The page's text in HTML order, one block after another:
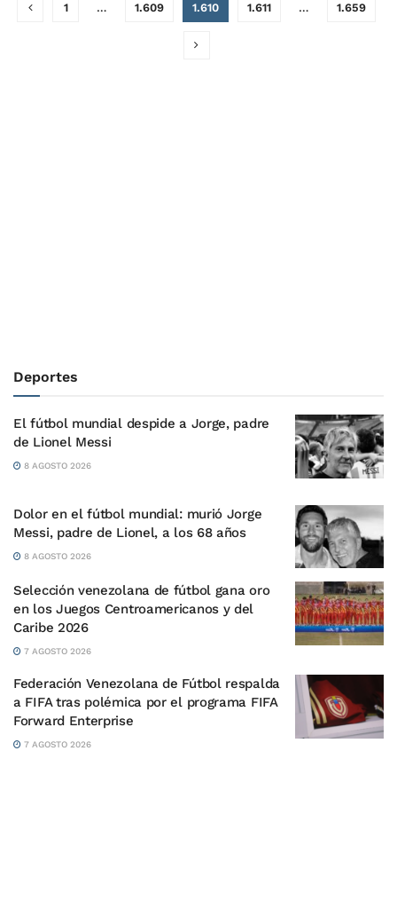
1 … 1.609 1.610 1.611 … 1.659
Deportes
El fútbol mundial despide a Jorge, padre
de Lionel Messi
8 AGOSTO 2026
Dolor en el fútbol mundial: murió Jorge
Messi, padre de Lionel, a los 68 años
8 AGOSTO 2026
Selección venezolana de fútbol gana oro
en los Juegos Centroamericanos y del
Caribe 2026
7 AGOSTO 2026
Federación Venezolana de Fútbol respalda
a FIFA tras polémica por el programa FIFA
Forward Enterprise
7 AGOSTO 2026